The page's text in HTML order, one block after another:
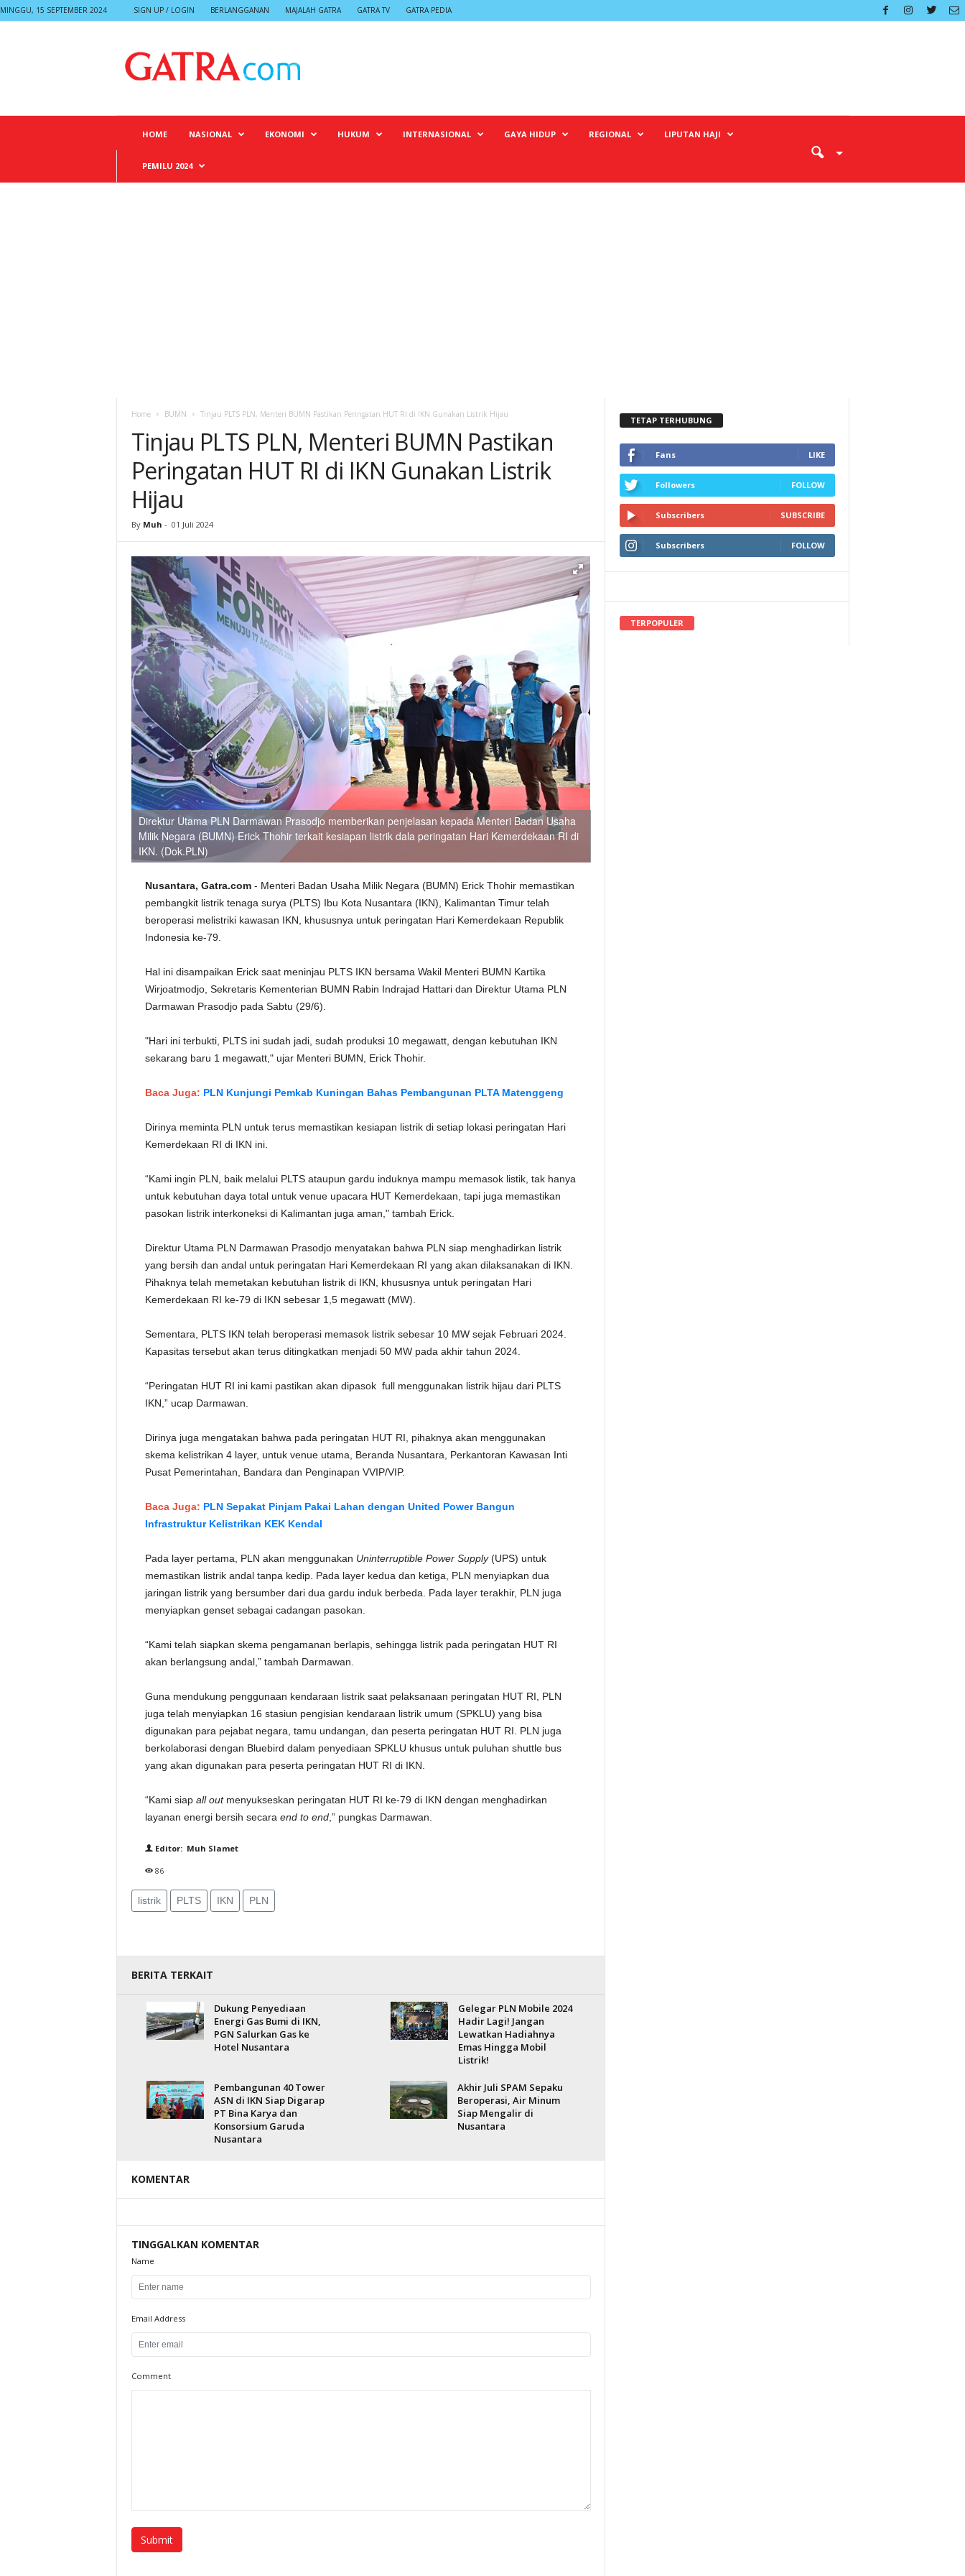
MINGGU, 15 SEPTEMBER 2024 SIGN UP / LOGIN BERLANGGANAN MAJALAH GATRA GATRA TV GATRA PEDIA
HOME NASIONAL EKONOMI HUKUM INTERNASIONAL GAYA HIDUP REGIONAL LIPUTAN HAJI
PEMILU 2024
Home BUMN Tinjau PLTS PLN, Menteri BUMN Pastikan Peringatan HUT RI di IKN Gunakan Listrik Hijau
Tinjau PLTS PLN, Menteri BUMN Pastikan
Peringatan HUT RI di IKN Gunakan Listrik
Hijau
By Muh - 01 Juli 2024
Direktur Utama PLN Darmawan Prasodjo memberikan penjelasan kepada Menteri Badan Usaha
Milik Negara (BUMN) Erick Thohir terkait kesiapan listrik dala peringatan Hari Kemerdekaan RI di
IKN. (Dok.PLN)
Nusantara, Gatra.com - Menteri Badan Usaha Milik Negara (BUMN) Erick Thohir memastikan
pembangkit listrik tenaga surya (PLTS) Ibu Kota Nusantara (IKN), Kalimantan Timur telah
beroperasi melistriki kawasan IKN, khususnya untuk peringatan Hari Kemerdekaan Republik
Indonesia ke-79.
Hal ini disampaikan Erick saat meninjau PLTS IKN bersama Wakil Menteri BUMN Kartika
Wirjoatmodjo, Sekretaris Kementerian BUMN Rabin Indrajad Hattari dan Direktur Utama PLN
Darmawan Prasodjo pada Sabtu (29/6).
"Hari ini terbukti, PLTS ini sudah jadi, sudah produksi 10 megawatt, dengan kebutuhan IKN
sekarang baru 1 megawatt," ujar Menteri BUMN, Erick Thohir.
Baca Juga: PLN Kunjungi Pemkab Kuningan Bahas Pembangunan PLTA Matenggeng
Dirinya meminta PLN untuk terus memastikan kesiapan listrik di setiap lokasi peringatan Hari
Kemerdekaan RI di IKN ini.
“Kami ingin PLN, baik melalui PLTS ataupun gardu induknya mampu memasok listik, tak hanya
untuk kebutuhan daya total untuk venue upacara HUT Kemerdekaan, tapi juga memastikan
pasokan listrik interkoneksi di Kalimantan juga aman," tambah Erick.
Direktur Utama PLN Darmawan Prasodjo menyatakan bahwa PLN siap menghadirkan listrik
yang bersih dan andal untuk peringatan Hari Kemerdekaan RI yang akan dilaksanakan di IKN.
Pihaknya telah memetakan kebutuhan listrik di IKN, khususnya untuk peringatan Hari
Kemerdekaan RI ke-79 di IKN sebesar 1,5 megawatt (MW).
Sementara, PLTS IKN telah beroperasi memasok listrik sebesar 10 MW sejak Februari 2024.
Kapasitas tersebut akan terus ditingkatkan menjadi 50 MW pada akhir tahun 2024.
“Peringatan HUT RI ini kami pastikan akan dipasok full menggunakan listrik hijau dari PLTS
IKN,” ucap Darmawan.
Dirinya juga mengatakan bahwa pada peringatan HUT RI, pihaknya akan menggunakan
skema kelistrikan 4 layer, untuk venue utama, Beranda Nusantara, Perkantoran Kawasan Inti
Pusat Pemerintahan, Bandara dan Penginapan VVIP/VIP.
Baca Juga: PLN Sepakat Pinjam Pakai Lahan dengan United Power Bangun
Infrastruktur Kelistrikan KEK Kendal
Pada layer pertama, PLN akan menggunakan Uninterruptible Power Supply(UPS) untuk
memastikan listrik andal tanpa kedip. Pada layer kedua dan ketiga, PLN menyiapkan dua
jaringan listrik yang bersumber dari dua gardu induk berbeda. Pada layer terakhir, PLN juga
menyiapkan genset sebagai cadangan pasokan.
“Kami telah siapkan skema pengamanan berlapis, sehingga listrik pada peringatan HUT RI
akan berlangsung andal,” tambah Darmawan.
Guna mendukung penggunaan kendaraan listrik saat pelaksanaan peringatan HUT RI, PLN
juga telah menyiapkan 16 stasiun pengisian kendaraan listrik umum (SPKLU) yang bisa
digunakan para pejabat negara, tamu undangan, dan peserta peringatan HUT RI. PLN juga
berkolaborasi dengan Bluebird dalam penyediaan SPKLU khusus untuk puluhan shuttle bus
yang akan digunakan para peserta peringatan HUT RI di IKN.
“Kami siap all outmenyukseskan peringatan HUT RI ke-79 di IKN dengan menghadirkan
layanan energi bersih secara end to end,” pungkas Darmawan.
Editor: Muh Slamet
86
listrik PLTS IKN PLN
BERITA TERKAIT
Dukung Penyediaan
Energi Gas Bumi di IKN,
PGN Salurkan Gas ke
Hotel Nusantara
Gelegar PLN Mobile 2024
Hadir Lagi! Jangan
Lewatkan Hadiahnya
Emas Hingga Mobil
Listrik!
Pembangunan 40 Tower
ASN di IKN Siap Digarap
PT Bina Karya dan
Konsorsium Garuda
Nusantara
Akhir Juli SPAM Sepaku
Beroperasi, Air Minum
Siap Mengalir di
Nusantara
KOMENTAR
TINGGALKAN KOMENTAR
Name
Email Address
Comment
TETAP TERHUBUNG
Fans LIKE
Followers FOLLOW
Subscribers SUBSCRIBE
Subscribers FOLLOW